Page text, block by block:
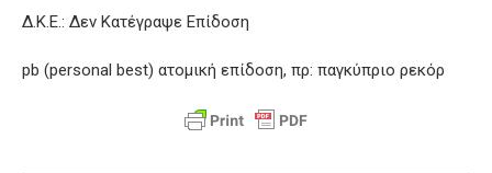
Δ.Κ.Ε.: Δεν Κατέγραψε Επίδοση
pb (personal best) ατομική επίδοση, πρ: παγκύπριο ρεκόρ